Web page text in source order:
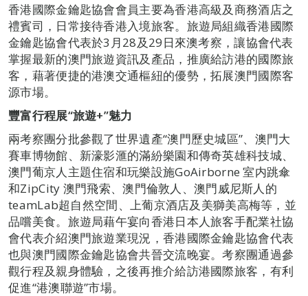
香港國際金鑰匙協會會員主要為香港高級及商務酒店之
禮賓司，日常接待香港入境旅客。旅遊局組織香港國際
金鑰匙協會代表於3月28及29日來澳考察，讓協會代表
掌握最新的澳門旅遊資訊及產品，推廣給訪港的國際旅
客，藉著便捷的港澳交通樞紐的優勢，拓展澳門國際客
源市場。
豐富行程展“旅遊+”魅力
兩考察團分批參觀了世界遺產“澳門歷史城區”、澳門大
賽車博物館、新濠影滙的滿紛樂園和傳奇英雄科技城、
澳門葡京人主題住宿和玩樂設施GoAirborne 室内跳傘
和ZipCity 澳門飛索、澳門倫敦人、澳門威尼斯人的
teamLab超自然空間、上葡京酒店及美獅美高梅等，並
品嚐美食。旅遊局藉午宴向香港日本人旅客手配業社協
會代表介紹澳門旅遊業現況，香港國際金鑰匙協會代表
也與澳門國際金鑰匙協會共晉交流晚宴。考察團通過參
觀行程及親身體驗，之後再推介給訪港國際旅客，有利
促進“港澳聯遊”市場。